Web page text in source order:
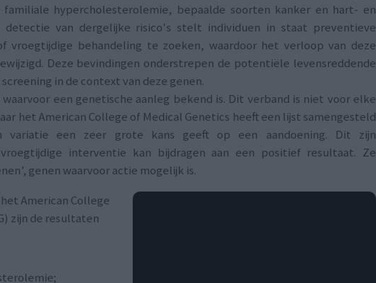
familiale hypercholesterolemie, bepaalde soorten kanker en hart- en
detectie van dergelijke risico's stelt individuen in staat preventieve
vroegtijdige behandeling te zoeken, waardoor het verloop van deze
Deze bevindingen onderstrepen de potentiële levensreddende
in de context van deze genen.
waarvoor een genetische aanleg bekend is. Dit verband is niet voor elke
het American College of Medical Genetics heeft een lijst samengesteld
variatie een zeer grote kans geeft op een aandoening. Dit zijn
vroegtijdige interventie kan bijdragen aan een positief resultaat. Ze
genen waarvoor actie mogelijk is.
American College
zijn de resultaten